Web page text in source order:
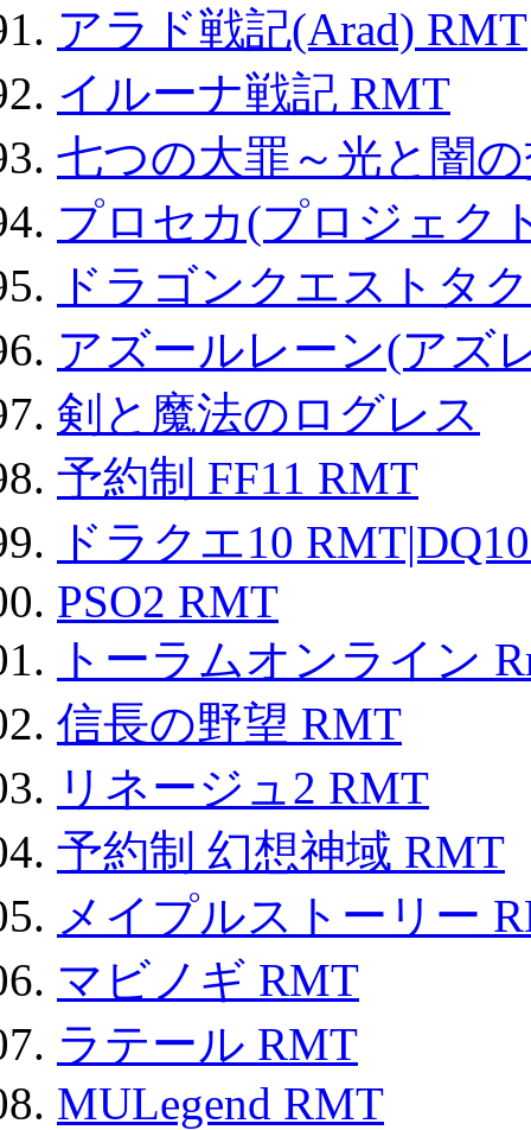
アラド戦記(Arad) RMT
イルーナ戦記 RMT
七つの大罪～光と闇
プロセカ(プロジェク
ドラゴンクエストタ
アズールレーン(アズ
剣と魔法のログレス
予約制 FF11 RMT
ドラクエ10
PSO2 RMT
トーラムオンライン
信長の野望 RMT
リネージュ2 RMT
予約制 幻想神域 RMT
メイプルストーリー
マビノギ RMT
ラテール RMT
MULegend RMT